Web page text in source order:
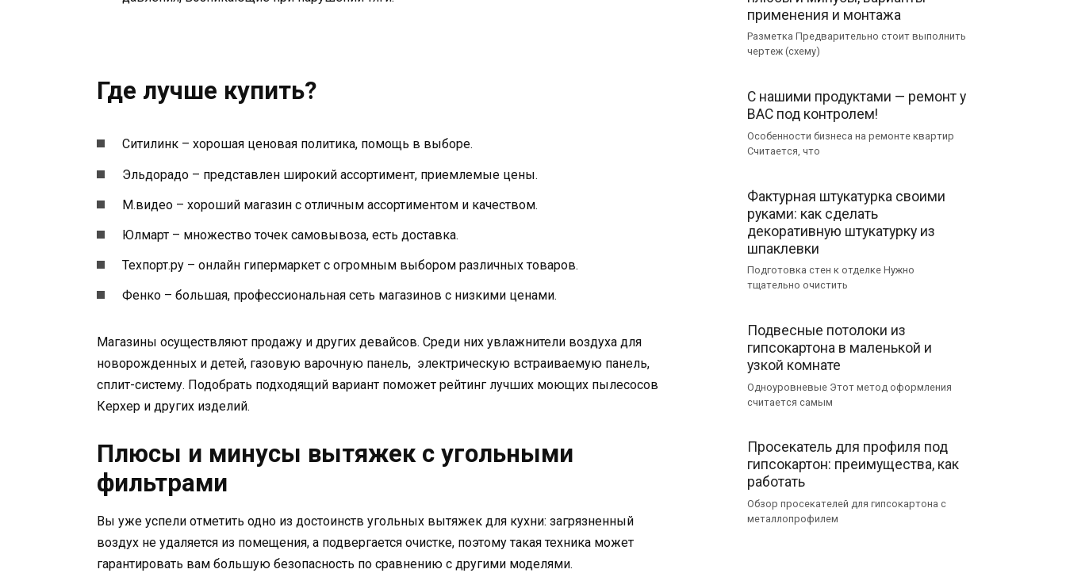
Где лучше купить?
Ситилинк – хорошая ценовая политика, помощь в выборе.
Эльдорадо – представлен широкий ассортимент, приемлемые цены.
М.видео – хороший магазин с отличным ассортиментом и качеством.
Юлмарт – множество точек самовывоза, есть доставка.
Техпорт.ру – онлайн гипермаркет с огромным выбором различных товаров.
Фенко – большая, профессиональная сеть магазинов с низкими ценами.
Магазины осуществляют продажу и других девайсов. Среди них увлажнители воздуха для
новорожденных и детей, газовую варочную панель, электрическую встраиваемую панель,
сплит-систему. Подобрать подходящий вариант поможет рейтинг лучших моющих пылесосов
Керхер и других изделий.
Плюсы и минусы вытяжек с угольными
фильтрами
Вы уже успели отметить одно из достоинств угольных вытяжек для кухни: загрязненный
воздух не удаляется из помещения, а подвергается очистке, поэтому такая техника может
гарантировать вам большую безопасность по сравнению с другими моделями.
применения и монтажа
Разметка Предварительно стоит выполнить
чертеж (схему)
С нашими продуктами — ремонт у
ВАС под контролем!
Особенности бизнеса на ремонте квартир
Считается, что
Фактурная штукатурка своими
руками: как сделать
декоративную штукатурку из
шпаклевки
Подготовка стен к отделке Нужно
тщательно очистить
Подвесные потолоки из
гипсокартона в маленькой и
узкой комнате
Одноуровневые Этот метод оформления
считается самым
Просекатель для профиля под
гипсокартон: преимущества, как
работать
Обзор просекателей для гипсокартона с
металлопрофилем